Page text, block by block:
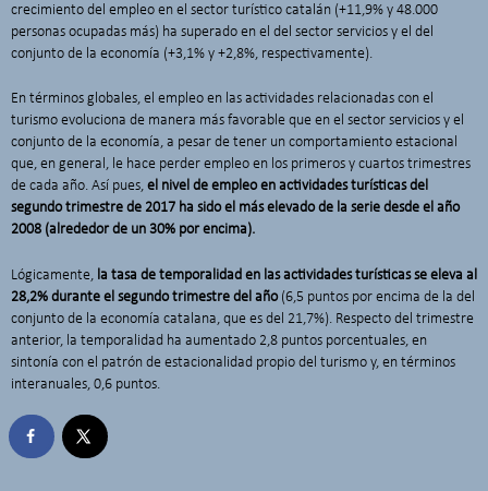
crecimiento del empleo en el sector turístico catalán (+11,9% y 48.000
personas ocupadas más) ha superado en el del sector servicios y el del
conjunto de la economía (+3,1% y +2,8%, respectivamente).
En términos globales, el empleo en las actividades relacionadas con el
turismo evoluciona de manera más favorable que en el sector servicios y el
conjunto de la economía, a pesar de tener un comportamiento estacional
que, en general, le hace perder empleo en los primeros y cuartos trimestres
de cada año. Así pues, el nivel de empleo en actividades turísticas del
segundo trimestre de 2017 ha sido el más elevado de la serie desde el año
2008 (alrededor de un 30% por encima).
Lógicamente, la tasa de temporalidad en las actividades turísticas se eleva al
28,2% durante el segundo trimestre del año(6,5 puntos por encima de la del
conjunto de la economía catalana, que es del 21,7%). Respecto del trimestre
anterior, la temporalidad ha aumentado 2,8 puntos porcentuales, en
sintonía con el patrón de estacionalidad propio del turismo y, en términos
interanuales, 0,6 puntos.